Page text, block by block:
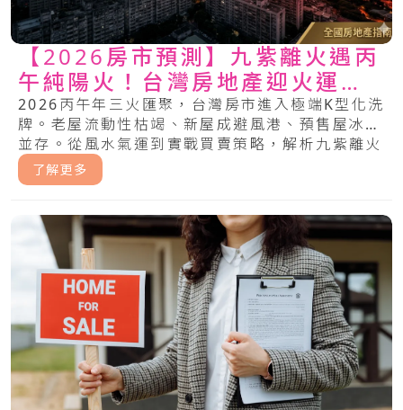
【2026房市預測】九紫離火遇丙
午純陽火！台灣房地產迎火運洗
牌，中古屋、預售屋買賣求生指
南
2026丙午年三火匯聚，台灣房市進入極端K型化洗
牌。老屋流動性枯竭、新屋成避風港、預售屋冰火
並存。從風水氣運到實戰買賣策略，解析九紫離火
運下，哪些房產將噴發，哪些將成焦土。.....
了解更多